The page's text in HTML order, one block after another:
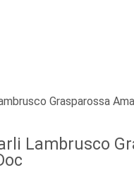
Grasparossa
Lambrusco